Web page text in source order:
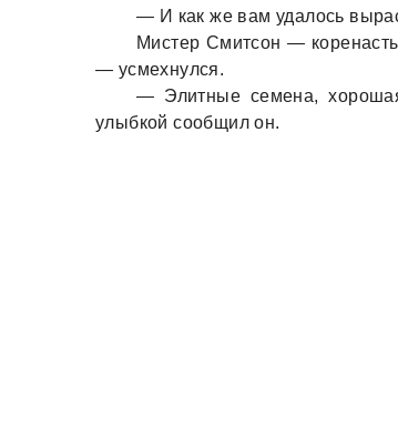
— И кaк же вaм удaлось
Мистер Смитсон —
— усмехнулся.
— Элитные семенa,
улыбкой сообщил он.